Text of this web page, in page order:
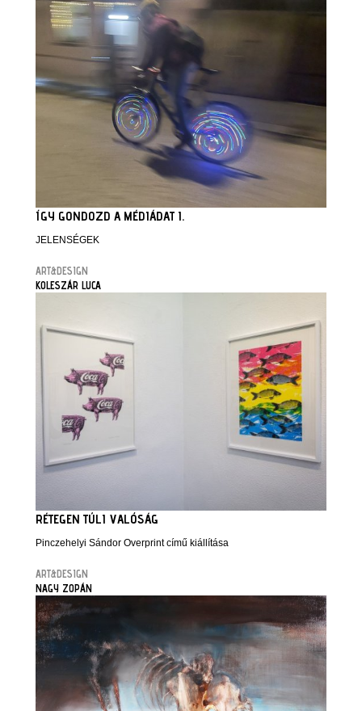
ÍGY GONDOZD A MÉDIÁDAT I.
JELENSÉGEK
ART&DESIGN
KOLESZÁR LUCA
RÉTEGEN TÚLI VALÓSÁG
Pinczehelyi Sándor Overprint című kiállítása
ART&DESIGN
NAGY ZOPÁN